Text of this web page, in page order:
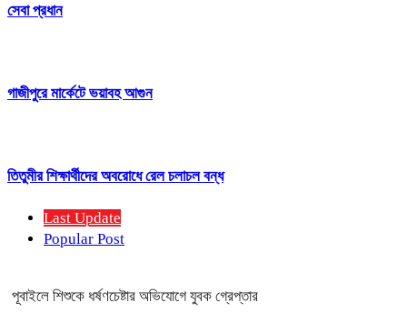
সেবা প্রধান
গাজীপুরে মার্কেটে ভয়াবহ আগুন
তিতুমীর শিক্ষার্থীদের অবরোধে রেল চলাচল বন্ধ
Last Update
Popular Post
পূবাইলে শিশুকে ধর্ষণচেষ্টার অভিযোগে যুবক গ্রেপ্তার